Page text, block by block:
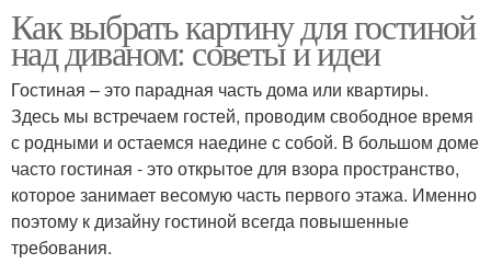
Как выбрать картину для гостиной
над диваном: советы и идеи
Гостиная – это парадная часть дома или квартиры.
Здесь мы встречаем гостей, проводим свободное время
с родными и остаемся наедине с собой. В большом доме
часто гостиная - это открытое для взора пространство,
которое занимает весомую часть первого этажа. Именно
поэтому к дизайну гостиной всегда повышенные
требования.